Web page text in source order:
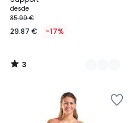
desde
35.99 €
29.87 € -17%
3
/